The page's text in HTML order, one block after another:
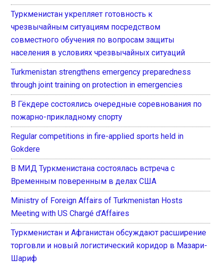
Туркменистан укрепляет готовность к
чрезвычайным ситуациям посредством
совместного обучения по вопросам защиты
населения в условиях чрезвычайных ситуаций
Turkmenistan strengthens emergency preparedness
through joint training on protection in emergencies
В Гёкдере состоялись очередные соревнования по
пожарно-прикладному спорту
Regular competitions in fire-applied sports held in
Gokdere
В МИД Туркменистана состоялась встреча с
Временным поверенным в делах США
Ministry of Foreign Affairs of Turkmenistan Hosts
Meeting with US Chargé d’Affaires
Туркменистан и Афганистан обсуждают расширение
торговли и новый логистический коридор в Мазари-
Шариф